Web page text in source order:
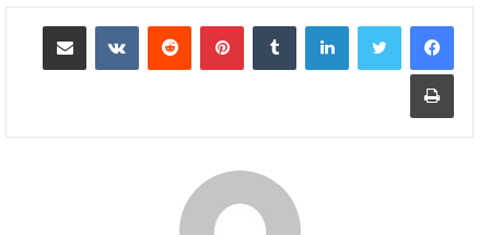
لينكدإن بينتيريست